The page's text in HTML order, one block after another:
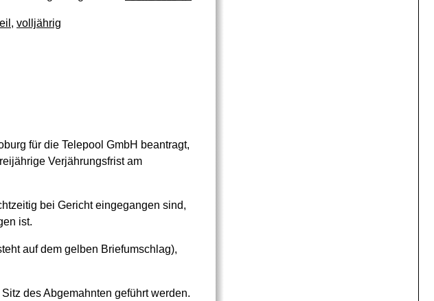
, volljährig
für die Telepool GmbH beantragt,
Verjährungsfrist am
bei Gericht eingegangen sind,
ist.
auf dem gelben Briefumschlag),
des Abgemahnten geführt werden.